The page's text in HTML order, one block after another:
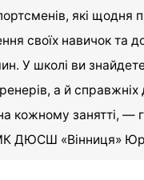
які щодня
своїх навичок та
У школі ви
а й справжніх
кожному занятті, —
ДЮСШ «Вінниця»